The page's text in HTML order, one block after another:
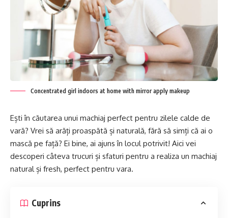
Concentrated girl indoors at home with mirror apply makeup
Ești în căutarea unui machiaj perfect pentru zilele calde de
vară? Vrei să arăți proaspătă și naturală, fără să simți că ai o
mască pe față? Ei bine, ai ajuns în locul potrivit! Aici vei
descoperi câteva trucuri și sfaturi pentru a realiza un machiaj
natural și fresh, perfect pentru vara.
Cuprins